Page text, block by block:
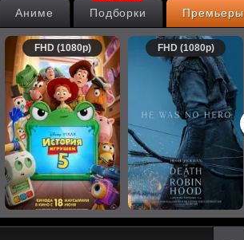
Премьеры
Подборки
Аниме
FHD (1080p) FHD (1080p)